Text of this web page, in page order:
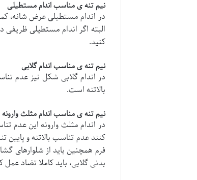
نیم تنه ی مناسب اندام مستطیلی
در اندام مستطیلی عرض شانه،
البته اگر اندام مستطیلی ظریفی
کنید.
نیم تنه ی مناسب اندام گلابی
در اندام گلابی شکل نیز عدم
بالاتنه است.
نیم تنه ی مناسب اندام مثلث وارونه
در اندام مثلث وارونه این عدم
کنند عدم تناسب بالاتنه و پایین
فرم همچنین باید از شلوارهای
بدنی گلابی، باید کاملا تضاد